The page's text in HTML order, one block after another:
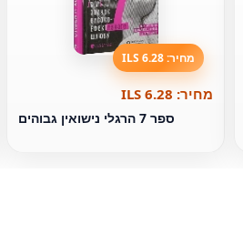
מחיר: 6.28 ILS
מחיר: 6.28 ILS
ספר 7 הרגלי נישואין גבוהים